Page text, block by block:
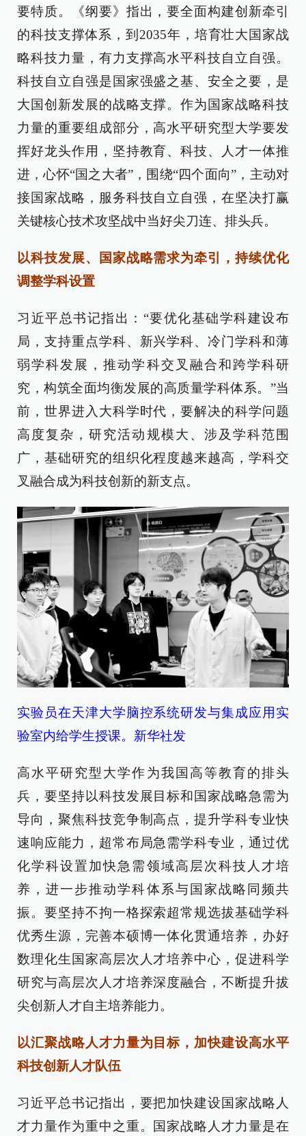
要特质。《纲要》指出，要全面构建创新牵引
的科技支撑体系，到2035年，培育壮大国家战
略科技力量，有力支撑高水平科技自立自强。
科技自立自强是国家强盛之基、安全之要，是
大国创新发展的战略支撑。作为国家战略科技
力量的重要组成部分，高水平研究型大学要发
挥好龙头作用，坚持教育、科技、人才一体推
进，心怀“国之大者”，围绕“四个面向”，主动对
接国家战略，服务科技自立自强，在坚决打赢
关键核心技术攻坚战中当好尖刀连、排头兵。
以科技发展、国家战略需求为牵引，持续优化
调整学科设置
习近平总书记指出：“要优化基础学科建设布
局，支持重点学科、新兴学科、冷门学科和薄
弱学科发展，推动学科交叉融合和跨学科研
究，构筑全面均衡发展的高质量学科体系。”当
前，世界进入大科学时代，要解决的科学问题
高度复杂，研究活动规模大、涉及学科范围
广，基础研究的组织化程度越来越高，学科交
叉融合成为科技创新的新支点。
实验员在天津大学脑控系统研发与集成应用实
验室内给学生授课。新华社发
高水平研究型大学作为我国高等教育的排头
兵，要坚持以科技发展目标和国家战略急需为
导向，聚焦科技竞争制高点，提升学科专业快
速响应能力，超常布局急需学科专业，通过优
化学科设置加快急需领域高层次科技人才培
养，进一步推动学科体系与国家战略同频共
振。要坚持不拘一格探索超常规选拔基础学科
优秀生源，完善本硕博一体化贯通培养，办好
数理化生国家高层次人才培养中心，促进科学
研究与高层次人才培养深度融合，不断提升拔
尖创新人才自主培养能力。
以汇聚战略人才力量为目标，加快建设高水平
科技创新人才队伍
习近平总书记指出，要把加快建设国家战略人
才力量作为重中之重。国家战略人才力量是在